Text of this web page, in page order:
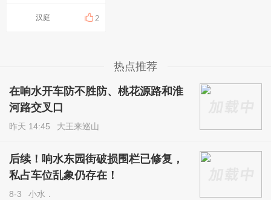
汉庭 2
热点推荐
在响水开车防不胜防、桃花源路和淮
河路交叉口
昨天 14:45 大王来巡山
后续！响水东园街破损围栏已修复，
私占车位乱象仍存在！
8-3 小水．